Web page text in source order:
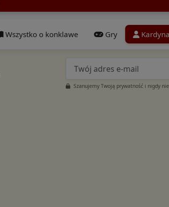
Wszystko o konklawe Gry
Szanujemy Twoją prywatność i nigdy